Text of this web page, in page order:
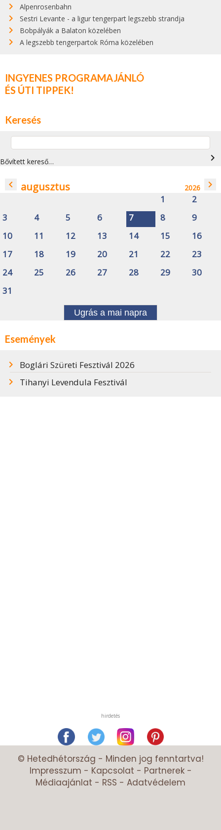
Alpenrosenbahn
Sestri Levante - a ligur tengerpart legszebb strandja
Bobpályák a Balaton közelében
A legszebb tengerpartok Róma közelében
INGYENES PROGRAMAJÁNLÓ
ÉS ÚTI TIPPEK!
Keresés
Bővített kereső… navigate_next
navigate_before augusztus 2026 navigate_next
1
2
3
4 5 6 7 8
9
10
11 12 13 14 15
16
17
18 19 20 21 22
23
24
25 26 27 28 29
30
31
Ugrás a mai napra
Események
Boglári Szüreti Fesztivál 2026
Tihanyi Levendula Fesztivál
hirdetés
© Hetedhétország - Minden jog fenntartva!
Impresszum - Kapcsolat - Partnerek-
Médiaajánlat - RSS - Adatvédelem